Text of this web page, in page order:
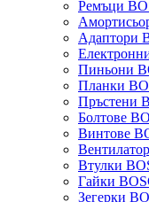
Ремъци
Адаптори
Пиньони
Планки
Пръстени
Болтове
Винтове
Втулки
Гайки
Зегерки